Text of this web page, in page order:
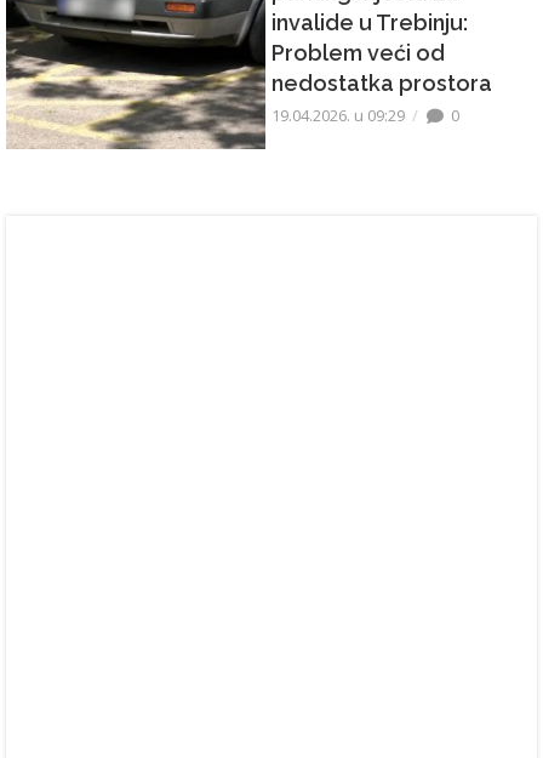
invalide u Trebinju:
Problem veći od
nedostatka prostora
19.04.2026. u 09:29 0